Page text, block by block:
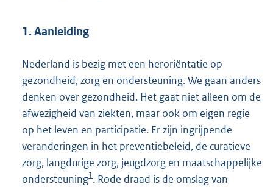
1. Aanleiding
Nederland is bezig met een heroriëntatie op
gezondheid, zorg en ondersteuning. We gaan anders
denken over gezondheid. Het gaat niet alleen om de
afwezigheid van ziekten, maar ook om eigen regie
op het leven en participatie. Er zijn ingrijpende
veranderingen in het preventiebeleid, de curatieve
zorg, langdurige zorg, jeugdzorg en maatschappelijke
ondersteuning1. Rode draad is de omslag van